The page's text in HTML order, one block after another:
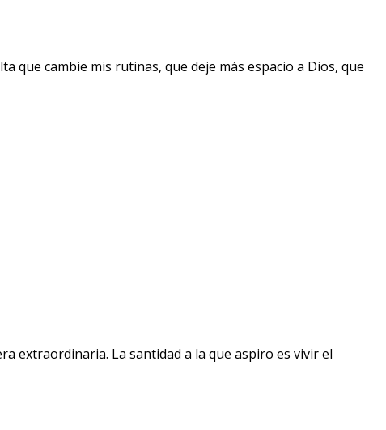
que cambie mis rutinas, que deje más espacio a Dios, que
extraordinaria. La santidad a la que aspiro es vivir el